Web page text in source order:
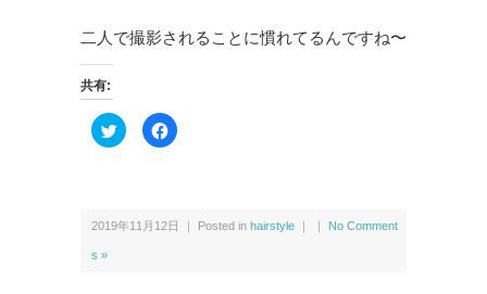
二人で撮影されることに慣れてるんですね〜
共有:
ク
リ
w
i
F
a
k
で
2019年11月12日 ｜ Posted in hairstyle ｜ ｜ No Comment
s »